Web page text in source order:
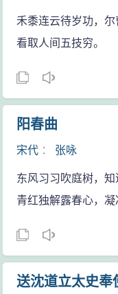
禾黍连云待岁功，尔
看取人间五技穷。
阳春曲
宋代 ： 张咏
东风习习吹庭树，知
青红独解露春心，凝
送沈道立太史奉